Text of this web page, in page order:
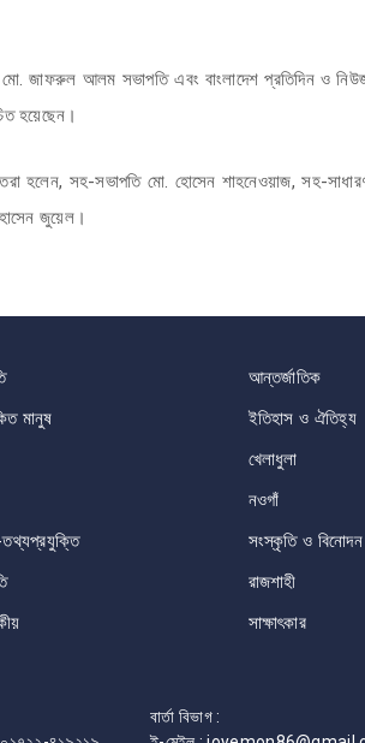
মো. জাফরুল আলম সভাপতি এবং বাংলাদেশ প্রতিদিন ও
হয়েছেন।
হলেন, সহ-সভাপতি মো. হোসেন শাহনেওয়াজ, সহ-
জুয়েল।
আন্তর্জাতিক
মানুষ ইতিহাস ও ঐতিহ্য
খেলাধুলা
নওগাঁ
তথ্যপ্রযুক্তি সংস্কৃতি ও বিনোদন
রাজশাহী
সাক্ষাৎকার
বার্তা বিভাগ :